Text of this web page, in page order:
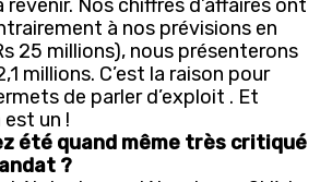
Nos chiffres d’affaires ont
à nos prévisions en
25 millions), nous présenterons
millions. C’est la raison pour
de parler d’exploit . Et
est un !
été quand même très critiqué
?